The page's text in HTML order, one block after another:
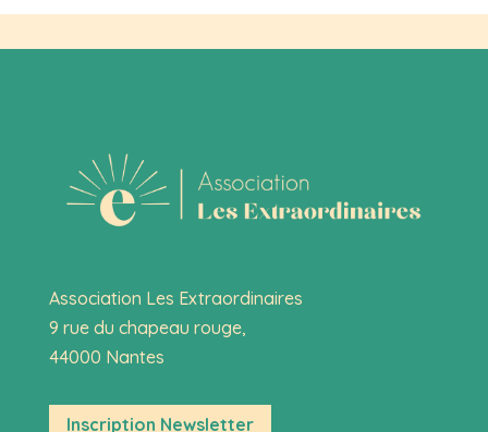
Association Les Extraordinaires
9 rue du chapeau rouge,
44000 Nantes
Inscription Newsletter